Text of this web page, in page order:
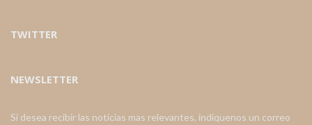
TWITTER
NEWSLETTER
Si desea recibir las noticias mas relevantes, indiquenos un correo